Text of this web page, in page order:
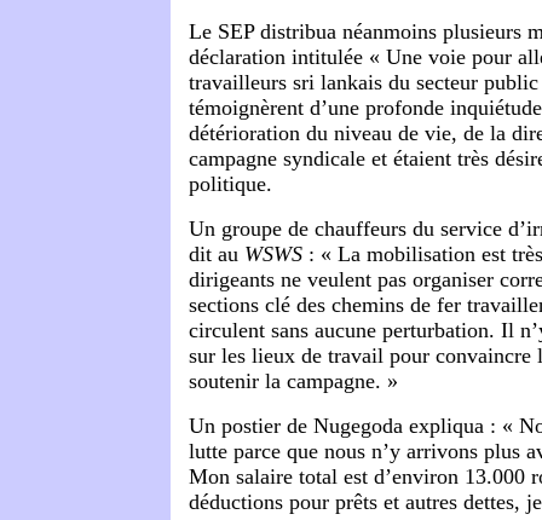
Le SEP distribua néanmoins plusieurs
déclaration intitulée « Une voie pour
travailleurs sri lankais du secteur
témoignèrent d’une profonde
détérioration du niveau de vie, de la
campagne syndicale et étaient très
politique.
Un groupe de chauffeurs du service
dit au WSWS : « La mobilisation est
dirigeants ne veulent pas organiser
sections clé des chemins de fer
circulent sans aucune perturbation. Il
sur les lieux de travail pour convaincre
soutenir la campagne. »
Un postier de Nugegoda expliqua : «
lutte parce que nous n’y arrivons plus
Mon salaire total est d’environ 13.000
déductions pour prêts et autres dettes,